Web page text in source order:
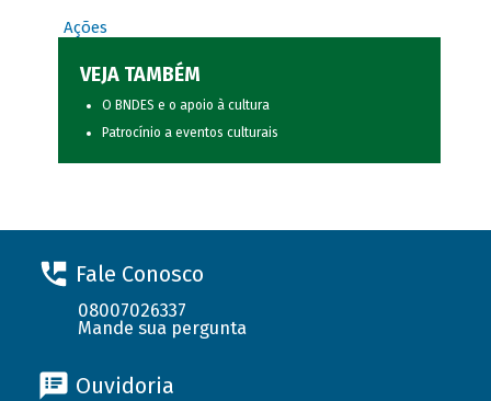
Ações
VEJA TAMBÉM
O BNDES e o apoio à cultura
Patrocínio a eventos culturais
Fale Conosco
08007026337
Mande sua pergunta
Ouvidoria